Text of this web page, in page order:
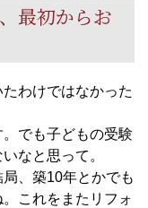
最初からお
わけではなかった
でも子どもの受験
なと思って。
、築10年とかでも
これをまたリフォ